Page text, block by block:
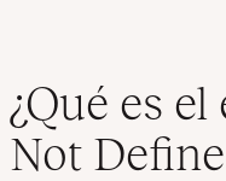
¿Qué es
Not